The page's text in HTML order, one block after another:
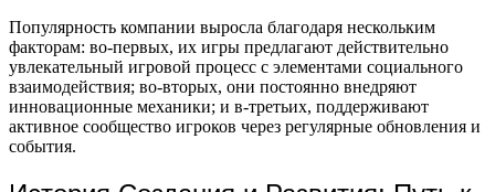
Популярность компании выросла благодаря нескольким
факторам: во-первых, их игры предлагают действительно
увлекательный игровой процесс с элементами социального
взаимодействия; во-вторых, они постоянно внедряют
инновационные механики; и в-третьих, поддерживают
активное сообщество игроков через регулярные обновления и
события.